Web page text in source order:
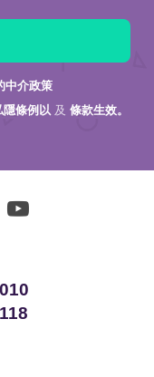
中介政策
條例以 及 條款生效。